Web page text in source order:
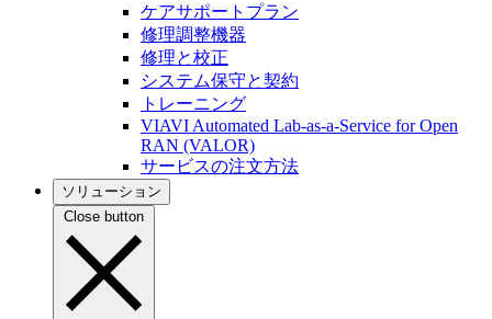
ケアサポートプラン
修理調整機器
修理と校正
システム保守と契約
トレーニング
VIAVI Automated Lab-as-a-Service for Open
RAN (VALOR)
サービスの注文方法
ソリューション
Close button